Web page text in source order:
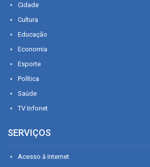
Cidade
Cultura
Educação
Economia
Esporte
Política
Saúde
TV Infonet
SERVIÇOS
Acesso à Internet